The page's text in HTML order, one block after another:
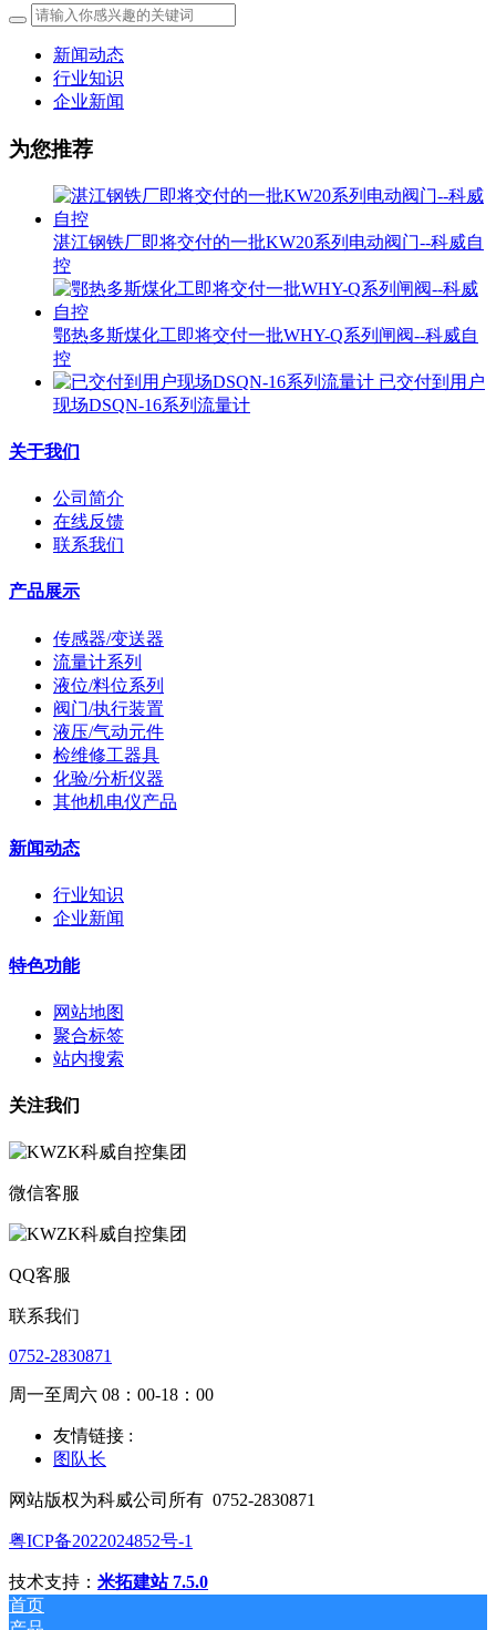
新闻动态
行业知识
企业新闻
为您推荐
湛江钢铁厂即将交付的一批KW20系列电动阀门--科威自
控
鄂热多斯煤化工即将交付一批WHY-Q系列闸阀--科威自
控
已交付到用户
现场DSQN-16系列流量计
关于我们
公司简介
在线反馈
联系我们
产品展示
传感器/变送器
流量计系列
液位/料位系列
阀门/执行装置
液压/气动元件
检维修工器具
化验/分析仪器
其他机电仪产品
新闻动态
行业知识
企业新闻
特色功能
网站地图
聚合标签
站内搜索
关注我们
微信客服
QQ客服
联系我们
0752-2830871
周一至周六 08：00-18：00
友情链接 :
图队长
网站版权为科威公司所有 0752-2830871
粤ICP备2022024852号-1
技术支持： 米拓建站 7.5.0
首页